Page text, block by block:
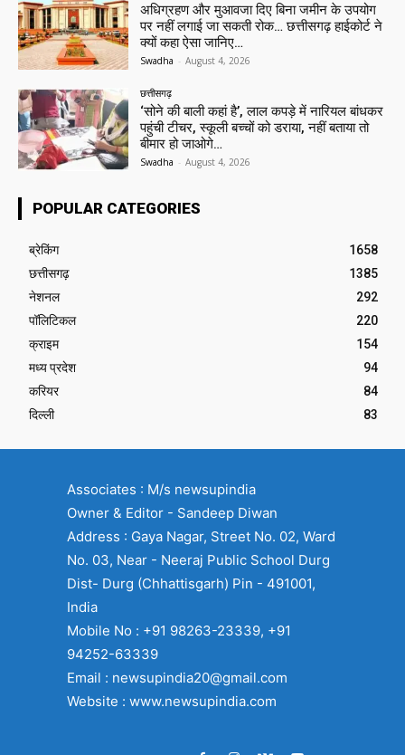
अधिग्रहण और मुआवजा दिए बिना जमीन के उपयोग
पर नहीं लगाई जा सकती रोक… छत्तीसगढ़ हाईकोर्ट ने
क्यों कहा ऐसा जानिए…
Swadha - August 4, 2026
छत्तीसगढ़
‘सोने की बाली कहां है’, लाल कपड़े में नारियल बांधकर
पहुंची टीचर, स्कूली बच्चों को डराया, नहीं बताया तो
बीमार हो जाओगे…
Swadha - August 4, 2026
POPULAR CATEGORIES
ब्रेकिंग
1658
छत्तीसगढ़
1385
नेशनल
292
पॉलिटिकल
220
क्राइम
154
मध्य प्रदेश
94
करियर
84
दिल्ली
83
Associates : M/s newsupindia
Owner & Editor - Sandeep Diwan
Address : Gaya Nagar, Street No. 02, Ward
No. 03, Near - Neeraj Public School Durg
Dist- Durg (Chhattisgarh) Pin - 491001,
India
Mobile No : +91 98263-23339, +91
94252-63339
Email : newsupindia20@gmail.com
Website : www.newsupindia.com